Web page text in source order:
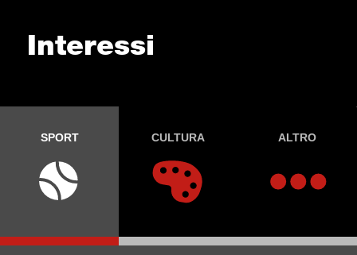
Interessi
SPORT CULTURA ALTRO